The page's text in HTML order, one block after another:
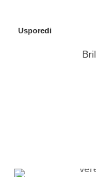
Usporedi